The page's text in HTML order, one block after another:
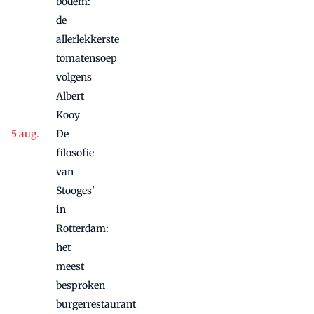
de
allerlekkerste
tomatensoep
volgens
Albert
Kooy
De
filosofie
van
Stooges'
in
Rotterdam:
het
meest
besproken
burgerrestaurant